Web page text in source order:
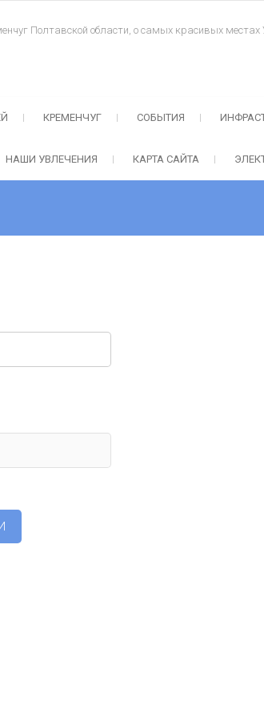
Полтавской области, о самых красивых
КРЕМЕНЧУГ СОБЫТИЯ
НАШИ УВЛЕЧЕНИЯ КАРТА САЙТА